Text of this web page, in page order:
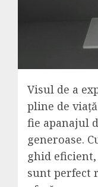
Visul de a
pline de
fie apanajul
generoase.
ghid
sunt perfect